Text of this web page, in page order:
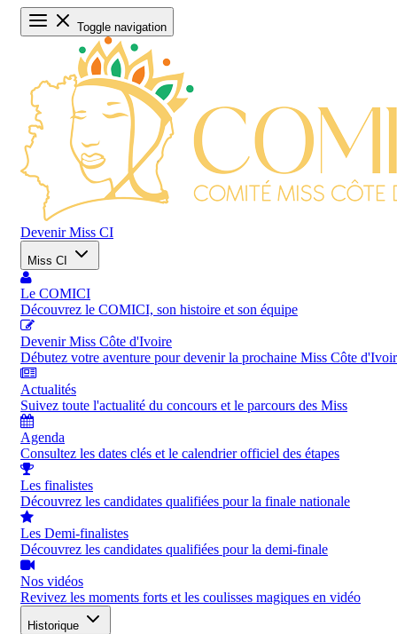
Toggle navigation
Devenir Miss CI
Miss CI
Le COMICI
Découvrez le COMICI, son histoire et son équipe
Devenir Miss Côte d'Ivoire
Débutez votre aventure pour devenir la prochaine Miss Côte
Actualités
Suivez toute l'actualité du concours et le parcours des Miss
Agenda
Consultez les dates clés et le calendrier officiel des étapes
Les finalistes
Découvrez les candidates qualifiées pour la finale nationale
Les Demi-finalistes
Découvrez les candidates qualifiées pour la demi-finale
Nos vidéos
Revivez les moments forts et les coulisses magiques en vidéo
Historique